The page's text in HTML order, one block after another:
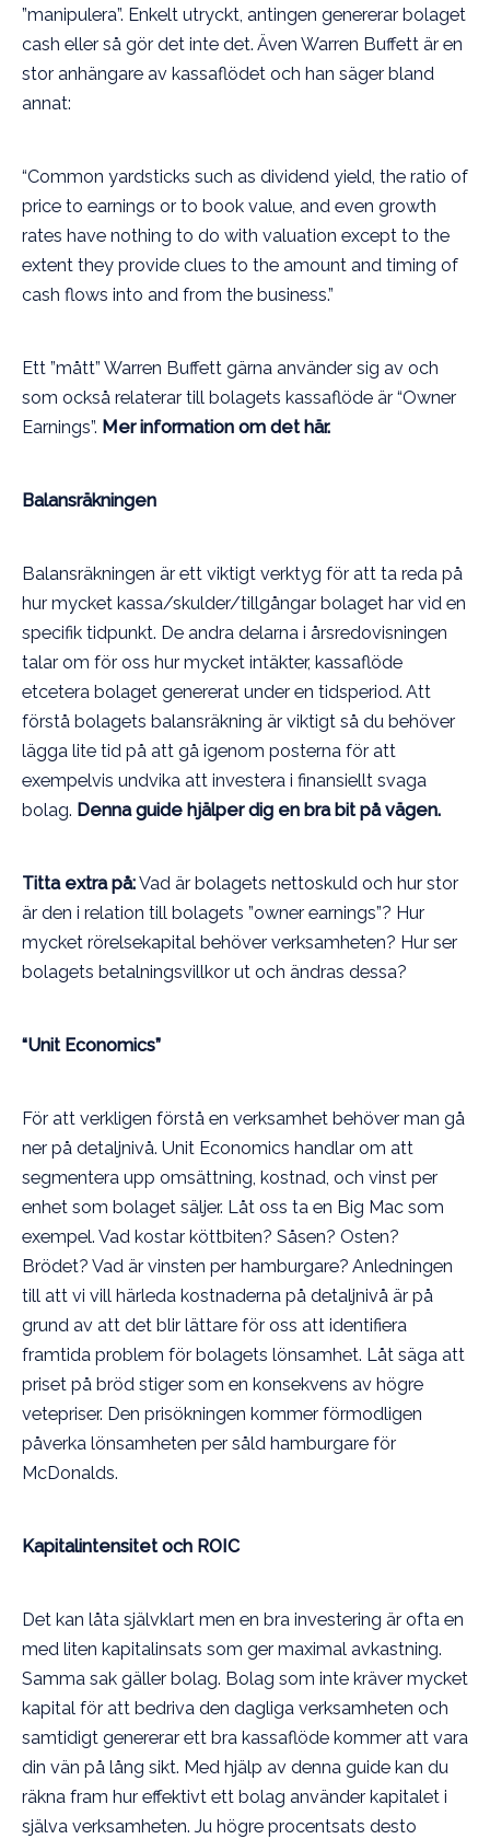
”manipulera”. Enkelt utryckt, antingen genererar bolaget
cash eller så gör det inte det. Även Warren Buffett är en
stor anhängare av kassaflödet och han säger bland
annat:
“Common yardsticks such as dividend yield, the ratio of
price to earnings or to book value, and even growth
rates have nothing to do with valuation except to the
extent they provide clues to the amount and timing of
cash flows into and from the business.”
Ett ”mått” Warren Buffett gärna använder sig av och
som också relaterar till bolagets kassaflöde är “Owner
Earnings”. Mer information om det här.
Balansräkningen
Balansräkningen är ett viktigt verktyg för att ta reda på
hur mycket kassa/skulder/tillgångar bolaget har vid en
specifik tidpunkt. De andra delarna i årsredovisningen
talar om för oss hur mycket intäkter, kassaflöde
etcetera bolaget genererat under en tidsperiod. Att
förstå bolagets balansräkning är viktigt så du behöver
lägga lite tid på att gå igenom posterna för att
exempelvis undvika att investera i finansiellt svaga
bolag. Denna guide hjälper dig en bra bit på vägen.
Titta extra på:Vad är bolagets nettoskuld och hur stor
är den i relation till bolagets ”owner earnings”? Hur
mycket rörelsekapital behöver verksamheten? Hur ser
bolagets betalningsvillkor ut och ändras dessa?
“Unit Economics”
För att verkligen förstå en verksamhet behöver man gå
ner på detaljnivå. Unit Economics handlar om att
segmentera upp omsättning, kostnad, och vinst per
enhet som bolaget säljer. Låt oss ta en Big Mac som
exempel. Vad kostar köttbiten? Såsen? Osten?
Brödet? Vad är vinsten per hamburgare? Anledningen
till att vi vill härleda kostnaderna på detaljnivå är på
grund av att det blir lättare för oss att identifiera
framtida problem för bolagets lönsamhet. Låt säga att
priset på bröd stiger som en konsekvens av högre
vetepriser. Den prisökningen kommer förmodligen
påverka lönsamheten per såld hamburgare för
McDonalds.
Kapitalintensitet och ROIC
Det kan låta självklart men en bra investering är ofta en
med liten kapitalinsats som ger maximal avkastning.
Samma sak gäller bolag. Bolag som inte kräver mycket
kapital för att bedriva den dagliga verksamheten och
samtidigt genererar ett bra kassaflöde kommer att vara
din vän på lång sikt. Med hjälp av denna guide kan du
räkna fram hur effektivt ett bolag använder kapitalet i
själva verksamheten. Ju högre procentsats desto